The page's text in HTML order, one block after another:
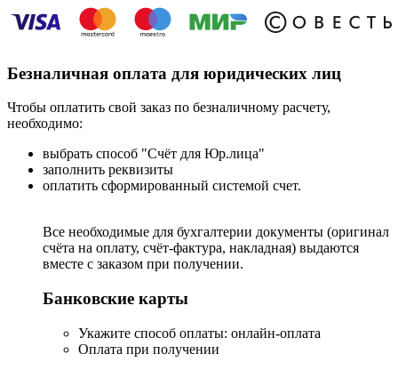
Безналичная оплата для юридических лиц
Чтобы оплатить свой заказ по безналичному расчету,
необходимо:
выбрать способ "Счёт для Юр.лица"
заполнить реквизиты
оплатить сформированный системой счет.
Все необходимые для бухгалтерии документы (оригинал
счёта на оплату, счёт-фактура, накладная) выдаются
вместе с заказом при получении.
Банковские карты
Укажите способ оплаты: онлайн-оплата
Оплата при получении